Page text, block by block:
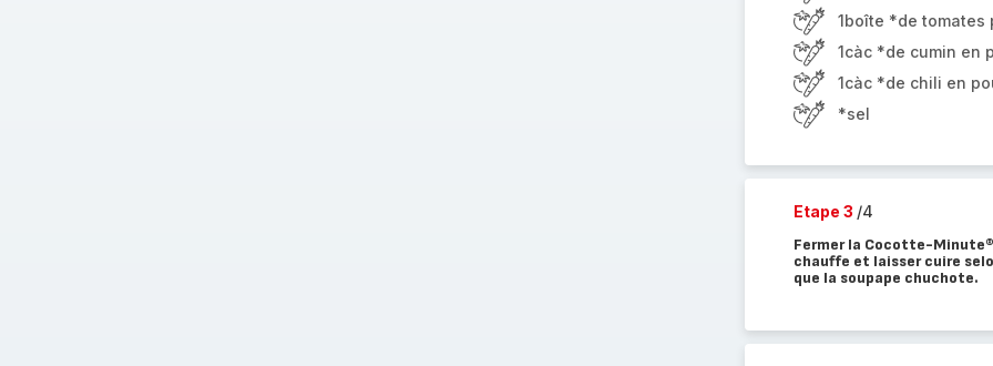
1boîte *de tomates
1càc *de cumin en
1càc *de chili en
*sel
Etape 3 /4
Fermer la Cocotte-
chauffe et laisser cuire
que la soupape chuchote.